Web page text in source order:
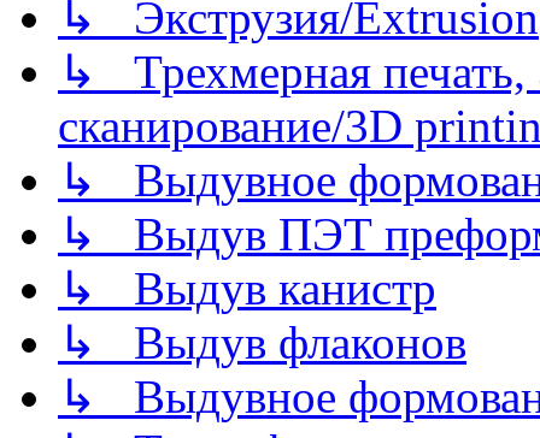
↳ Экструзия/Extrusion
↳ Трехмерная
сканирование/3D
↳ Выдувное
↳ Выдув ПЭТ
↳ Выдув канистр
↳ Выдув флаконов
↳ Выдувное